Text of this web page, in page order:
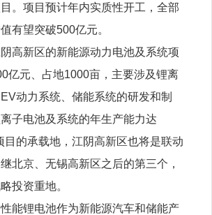
。项目预计年内实质性开工，全部
有望突破500亿元。
高新区的新能源动力电池及系统项
亿元、占地1000亩，主要涉及锂离
动力系统、储能系统的研发和制
子电池及系统的年生产能力达
目的承载地，江阴高新区也将是联动
北京、无锡高新区之后的第三个，
投资重地。
能锂电池作为新能源汽车和储能产